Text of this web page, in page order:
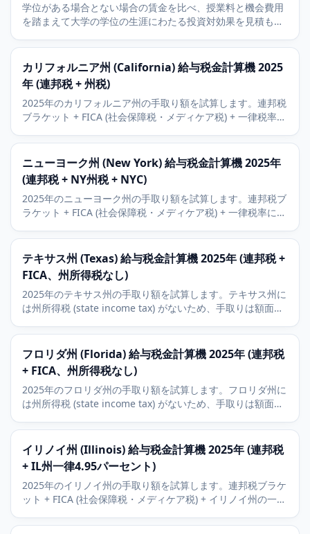
学位がある場合とない場合の賃金を比べ、授業料と機会費用
を踏まえて大学の学位の生涯にわたる投資対効果を見積もり
カリフォルニア州 (California) 給与税金計算機 2025
年 (連邦税 + 州税)
2025年のカリフォルニア州の手取り額を試算します。連邦税
ブラケット + FICA (社会保障税・メディケア税) + 一律税率に
拠出年金) とHSA (医療貯蓄口座) の控除に対応。
ニューヨーク州 (New York) 給与税金計算機 2025年
(連邦税 + NY州税 + NYC)
2025年のニューヨーク州の手取り額を試算します。連邦税ブ
ラケット + FICA (社会保障税・メディケア税) + 一律税率によ
の地方税を加算します。
テキサス州 (Texas) 給与税金計算機 2025年 (連邦税 +
FICA、州所得税なし)
2025年のテキサス州の手取り額を試算します。テキサス州に
は州所得税 (state income tax) がないため、手取りは額面か
た額です。401(k) (確定拠出年金) とHSA (医療貯蓄口座) の控
除に対応。
フロリダ州 (Florida) 給与税金計算機 2025年 (連邦税
+ FICA、州所得税なし)
2025年のフロリダ州の手取り額を試算します。フロリダ州に
は州所得税 (state income tax) がないため、手取りは額面か
た額です。401(k) (確定拠出年金) とHSA (医療貯蓄口座) の控
除に対応。
イリノイ州 (Illinois) 給与税金計算機 2025年 (連邦税
+ IL州一律4.95パーセント)
2025年のイリノイ州の手取り額を試算します。連邦税ブラケ
ット + FICA (社会保障税・メディケア税) + イリノイ州の一律
とHSA (医療貯蓄口座) の控除に対応します。